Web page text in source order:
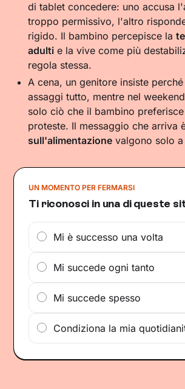
di tablet concedere: uno accusa
troppo permissivo, l'altro
rigido. Il bambino percepisce la
adulti e la vive come più
regola stessa.
A cena, un genitore insiste
assaggi tutto, mentre nel
solo ciò che il bambino
proteste. Il messaggio che arriva
sull'alimentazione valgono solo
UN MOMENTO PER FERMARSI
Ti riconosci in una di queste
Mi è successo una volta
Mi succede ogni tanto
Mi succede spesso
Condiziona la mia